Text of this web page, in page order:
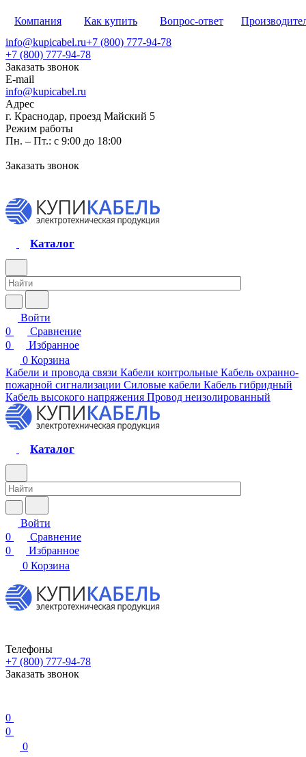
Компания Как купить Вопрос-ответ
info@kupicabel.ru+7 (800) 777-94-78
+7 (800) 777-94-78
Заказать звонок
E-mail
info@kupicabel.ru
Адрес
г. Краснодар, проезд Майский 5
Режим работы
Пн. – Пт.: с 9:00 до 18:00
Заказать звонок
Каталог
Войти
0
Сравнение
0
Избранное
0 Корзина
Кабели и провода связи Кабели контрольные Кабель охранно-
пожарной сигнализации Силовые кабели Кабель гибридный
Кабель высокого напряжения Провод неизолированный
Каталог
Войти
0
Сравнение
0
Избранное
0 Корзина
Телефоны
+7 (800) 777-94-78
Заказать звонок
0
0
0